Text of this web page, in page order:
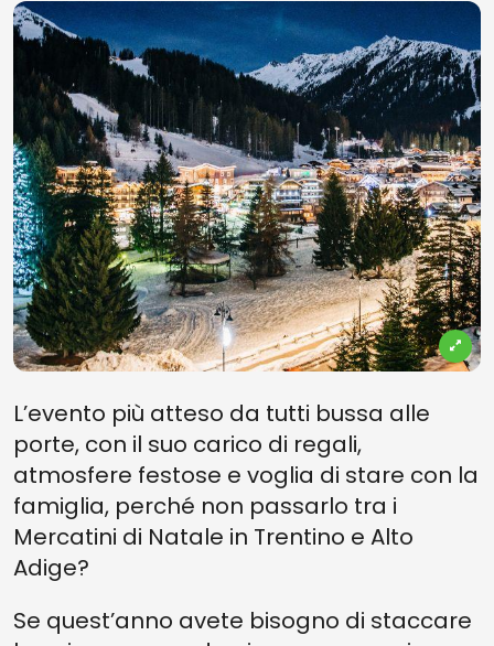
L’evento più atteso da tutti bussa alle
porte, con il suo carico di regali,
atmosfere festose e voglia di stare con la
famiglia, perché non passarlo tra i
Mercatini di Natale in Trentino e Alto
Adige?
Se quest’anno avete bisogno di staccare